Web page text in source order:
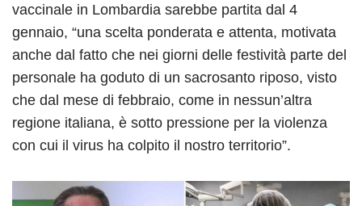
vaccinale in Lombardia sarebbe partita dal 4
gennaio, “una scelta ponderata e attenta, motivata
anche dal fatto che nei giorni delle festività parte del
personale ha goduto di un sacrosanto riposo, visto
che dal mese di febbraio, come in nessun’altra
regione italiana, è sotto pressione per la violenza
con cui il virus ha colpito il nostro territorio”.